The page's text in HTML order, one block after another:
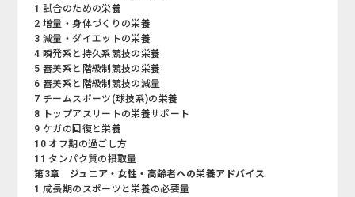
1 試合のための栄養
2 増量・身体づくりの栄養
3 減量・ダイエットの栄養
4 瞬発系と持久系競技の栄養
5 審美系と階級制競技の栄養
6 審美系と階級制競技の減量
7 チームスポーツ(球技系)の栄養
8 トップアスリートの栄養サポート
9 ケガの回復と栄養
10 オフ期の過ごし方
11 タンパク質の摂取量
第3章 ジュニア・女性・高齢者への栄養アドバイス
1 成長期のスポーツと栄養の必要量